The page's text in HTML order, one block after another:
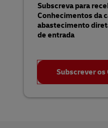
Subscreva para
Conhecimentos da
abastecimento
de entrada
Subscrever